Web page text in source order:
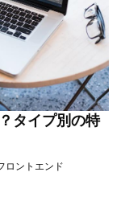
タイプ別の特
ロントエンド